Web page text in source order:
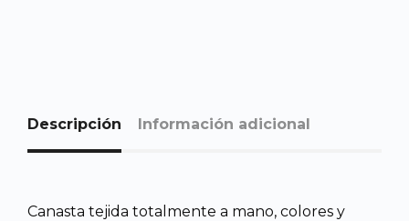
Descripción Información adicional
Canasta tejida totalmente a mano, colores y